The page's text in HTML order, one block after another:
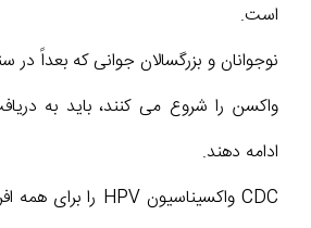
است.
واکسن را شروع می کنند، باید به
ادامه دهند.